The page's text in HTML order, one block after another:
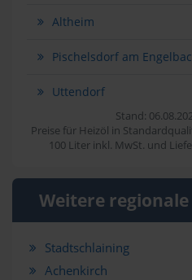
Altheim
Pischelsdorf am
Uttendorf
Stand:
Preise für Heizöl in
100 Liter inkl. MwSt. und
Weitere
Stadtschlaining
Achenkirch